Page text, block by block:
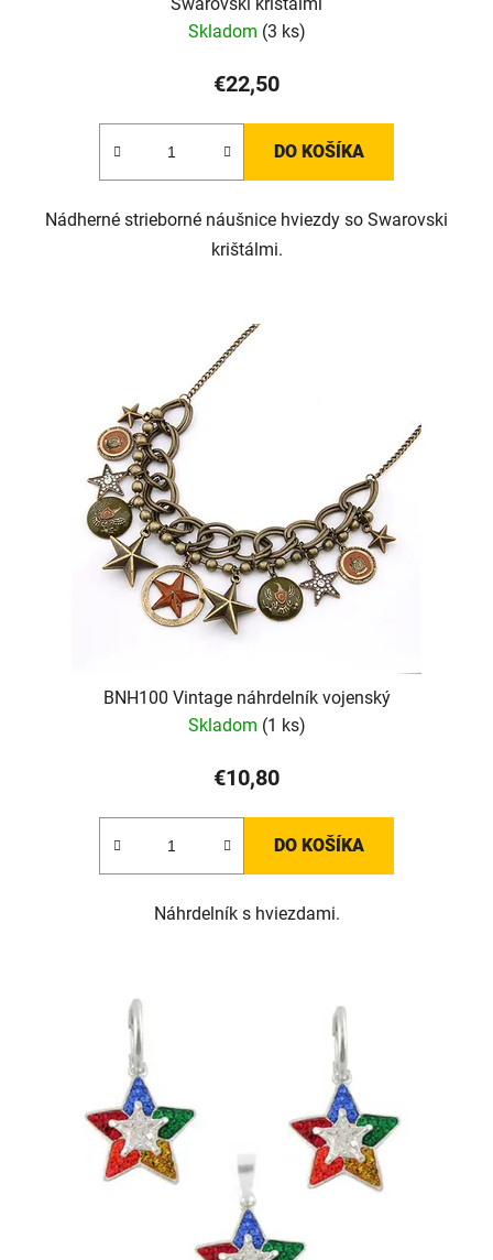
Skladom (3 ks)
€22,50
DO KOŠÍKA
Nádherné strieborné náušnice hviezdy so Swarovski
krištálmi.
BNH100 Vintage náhrdelník vojenský
Skladom (1 ks)
€10,80
DO KOŠÍKA
Náhrdelník s hviezdami.